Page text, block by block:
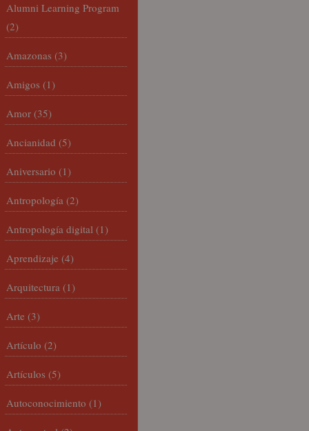
Alumni Learning Program
(2)
Amazonas (3)
Amigos (1)
Amor (35)
Ancianidad (5)
Aniversario (1)
Antropología (2)
Antropología digital (1)
Aprendizaje (4)
Arquitectura (1)
Arte (3)
Artículo (2)
Artículos (5)
Autoconocimiento (1)